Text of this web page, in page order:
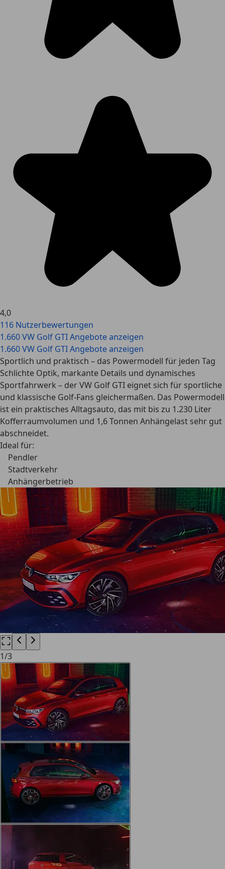
4,0
116 Nutzerbewertungen
1.660 VW Golf GTI Angebote anzeigen
1.660 VW Golf GTI Angebote anzeigen
Sportlich und praktisch – das Powermodell für jeden Tag
Schlichte Optik, markante Details und dynamisches
Sportfahrwerk – der VW Golf GTI eignet sich für sportliche
und klassische Golf-Fans gleichermaßen. Das Powermodell
ist ein praktisches Alltagsauto, das mit bis zu 1.230 Liter
Kofferraumvolumen und 1,6 Tonnen Anhängelast sehr gut
abschneidet.
Ideal für:
Pendler
Stadtverkehr
Anhängerbetrieb
1/3